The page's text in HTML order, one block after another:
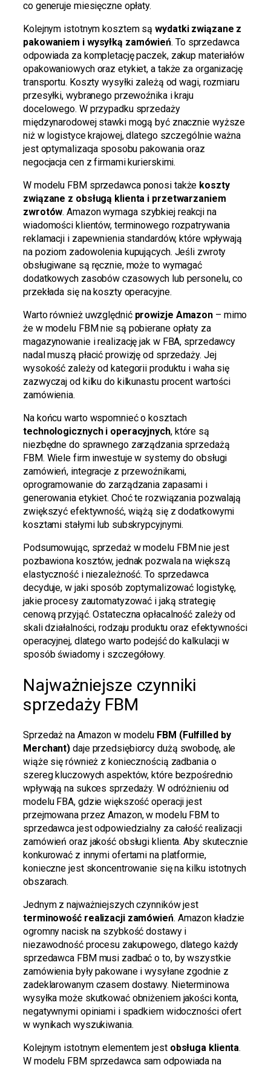
co generuje miesięczne opłaty.
Kolejnym istotnym kosztem sąwydatki związane z
pakowaniem i wysyłką zamówień. To sprzedawca
odpowiada za kompletację paczek, zakup materiałów
opakowaniowych oraz etykiet, a także za organizację
transportu. Koszty wysyłki zależą od wagi, rozmiaru
przesyłki, wybranego przewoźnika i kraju
docelowego. W przypadku sprzedaży
międzynarodowej stawki mogą być znacznie wyższe
niż w logistyce krajowej, dlatego szczególnie ważna
jest optymalizacja sposobu pakowania oraz
negocjacja cen z firmami kurierskimi.
W modelu FBM sprzedawca ponosi także koszty
związane z obsługą klienta i przetwarzaniem
zwrotów. Amazon wymaga szybkiej reakcji na
wiadomości klientów, terminowego rozpatrywania
reklamacji i zapewnienia standardów, które wpływają
na poziom zadowolenia kupujących. Jeśli zwroty
obsługiwane są ręcznie, może to wymagać
dodatkowych zasobów czasowych lub personelu, co
przekłada się na koszty operacyjne.
Warto również uwzględnić prowizje Amazon – mimo
że w modelu FBM nie są pobierane opłaty za
magazynowanie i realizację jak w FBA, sprzedawcy
nadal muszą płacić prowizję od sprzedaży. Jej
wysokość zależy od kategorii produktu i waha się
zazwyczaj od kilku do kilkunastu procent wartości
zamówienia.
Na końcu warto wspomnieć o kosztach
technologicznych i operacyjnych, które są
niezbędne do sprawnego zarządzania sprzedażą
FBM. Wiele firm inwestuje w systemy do obsługi
zamówień, integracje z przewoźnikami,
oprogramowanie do zarządzania zapasami i
generowania etykiet. Choć te rozwiązania pozwalają
zwiększyć efektywność, wiążą się z dodatkowymi
kosztami stałymi lub subskrypcyjnymi.
Podsumowując, sprzedaż w modelu FBM nie jest
pozbawiona kosztów, jednak pozwala na większą
elastyczność i niezależność. To sprzedawca
decyduje, w jaki sposób zoptymalizować logistykę,
jakie procesy zautomatyzować i jaką strategię
cenową przyjąć. Ostateczna opłacalność zależy od
skali działalności, rodzaju produktu oraz efektywności
operacyjnej, dlatego warto podejść do kalkulacji w
sposób świadomy i szczegółowy.
Najważniejsze czynniki
sprzedaży FBM
Sprzedaż na Amazon w modelu FBM (Fulfilled by
Merchant) daje przedsiębiorcy dużą swobodę, ale
wiąże się również z koniecznością zadbania o
szereg kluczowych aspektów, które bezpośrednio
wpływają na sukces sprzedaży. W odróżnieniu od
modelu FBA, gdzie większość operacji jest
przejmowana przez Amazon, w modelu FBM to
sprzedawca jest odpowiedzialny za całość realizacji
zamówień oraz jakość obsługi klienta. Aby skutecznie
konkurować z innymi ofertami na platformie,
konieczne jest skoncentrowanie się na kilku istotnych
obszarach.
Jednym z najważniejszych czynników jest
terminowość realizacji zamówień. Amazon kładzie
ogromny nacisk na szybkość dostawy i
niezawodność procesu zakupowego, dlatego każdy
sprzedawca FBM musi zadbać o to, by wszystkie
zamówienia były pakowane i wysyłane zgodnie z
zadeklarowanym czasem dostawy. Nieterminowa
wysyłka może skutkować obniżeniem jakości konta,
negatywnymi opiniami i spadkiem widoczności ofert
w wynikach wyszukiwania.
Kolejnym istotnym elementem jest obsługa klienta.
W modelu FBM sprzedawca sam odpowiada na